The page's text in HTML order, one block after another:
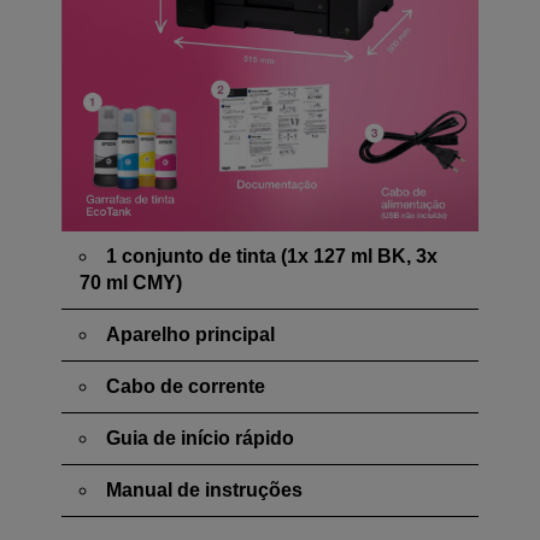
1 conjunto de tinta (1x 127 ml BK, 3x
70 ml CMY)
Aparelho principal
Cabo de corrente
Guia de início rápido
Manual de instruções